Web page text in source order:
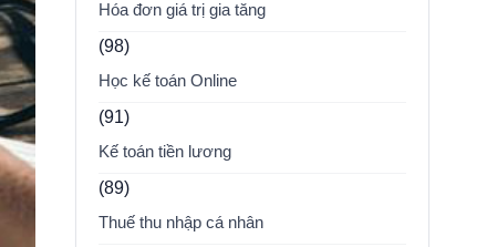
Hóa đơn giá trị gia tăng
(98)
Học kế toán Online
(91)
Kế toán tiền lương
(89)
Thuế thu nhập cá nhân